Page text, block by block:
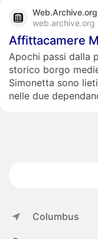
Web.Archive.org
web.archive.org
Affittacamere
Apochi passi dalla
storico borgo
Simonetta sono
nelle due
Columbus